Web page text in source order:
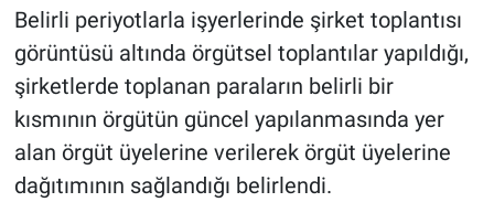
Belirli periyotlarla işyerlerinde şirket toplantısı
görüntüsü altında örgütsel toplantılar yapıldığı,
şirketlerde toplanan paraların belirli bir
kısmının örgütün güncel yapılanmasında yer
alan örgüt üyelerine verilerek örgüt üyelerine
dağıtımının sağlandığı belirlendi.